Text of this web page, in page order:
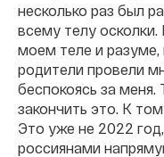
несколько раз был
всему телу осколки.
моем теле и
родители провели
беспокоясь за
закончить это. К
Это уже не 2022
россиянами